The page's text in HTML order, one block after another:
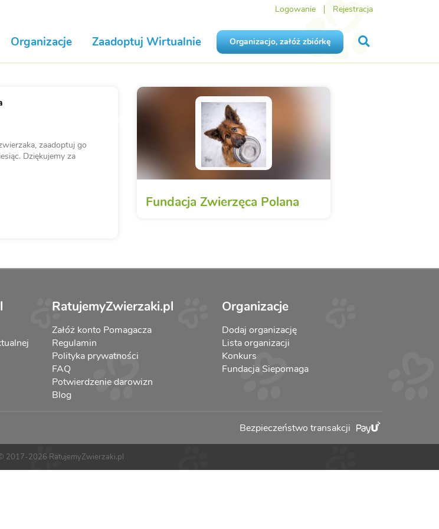
Logowanie Rejestracja
Organizacje Zaadoptuj Wirtualnie Organizacjo, załóż zbiórkę
zaadoptuj go
Dziękujemy za
Fundacja Zwierzęca Polana
RatujemyZwierzaki.pl
Załóż konto Pomagacza
Regulamin
Polityka prywatności
FAQ
Potwierdzenie darowizn
Blog
Organizacje
Dodaj organizację
Lista organizacji
Konkurs
Fundacja Siepomaga
Bezpieczeństwo transakcji
2017-2026 RatujemyZwierzaki.pl